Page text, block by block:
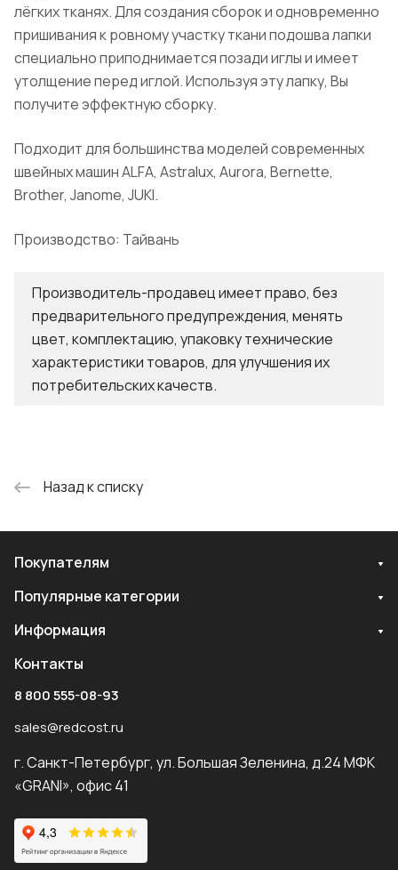
лёгких тканях. Для создания сборок и одновременно
пришивания к ровному участку ткани подошва лапки
специально приподнимается позади иглы и имеет
утолщение перед иглой. Используя эту лапку, Вы
получите эффектную сборку.
Подходит для большинства моделей современных
швейных машин ALFA, Astralux, Aurora, Bernette,
Brother, Janome, JUKI.
Производство: Тайвань
Производитель-продавец имеет право, без
предварительного предупреждения, менять
цвет, комплектацию, упаковку технические
характеристики товаров, для улучшения их
потребительских качеств.
Назад к списку
Покупателям
Популярные категории
Информация
Контакты
8 800 555-08-93
sales@redcost.ru
г. Санкт-Петербург, ул. Большая Зеленина, д.24 МФК
«GRANI», офис 41